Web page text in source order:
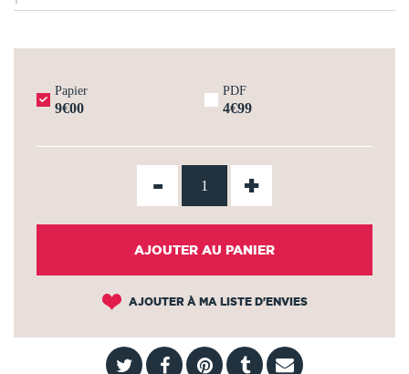
Papier
9€00
PDF
4€99
- +
AJOUTER AU PANIER
AJOUTER À MA LISTE D'ENVIES